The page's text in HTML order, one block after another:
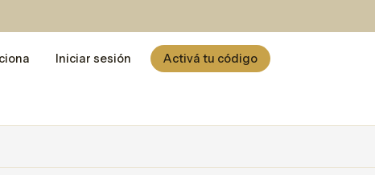
Iniciar sesión Activá tu código